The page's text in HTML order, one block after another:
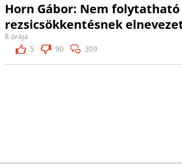
Horn Gábor: Nem folytatható
rezsicsökkentésnek
8 órája
5
90 309